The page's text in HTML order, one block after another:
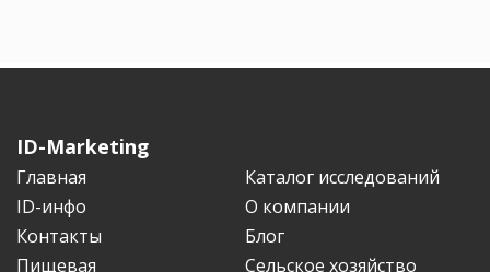
ID-Marketing
Главная
Каталог исследований
ID-инфо
О компании
Контакты
Блог
Пищевая
Сельское хозяйство